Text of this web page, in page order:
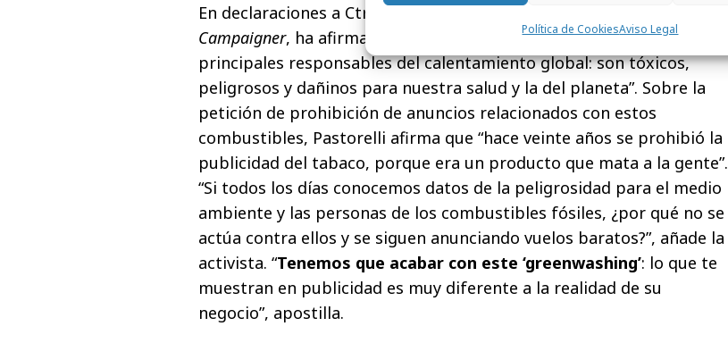
Política de CookiesAviso Legal
En declaraciones a Ctrl, Silvia Pastorelli,Climate and Energy
Campaigner, ha afirmado que “los combustibles fósiles son los
principales responsables del calentamiento global: son tóxicos,
peligrosos y dañinos para nuestra salud y la del planeta”. Sobre la
petición de prohibición de anuncios relacionados con estos
combustibles, Pastorelli afirma que “hace veinte años se prohibió la
publicidad del tabaco, porque era un producto que mata a la gente”.
“Si todos los días conocemos datos de la peligrosidad para el medio
ambiente y las personas de los combustibles fósiles, ¿por qué no se
actúa contra ellos y se siguen anunciando vuelos baratos?”, añade la
activista. “Tenemos que acabar con este ‘greenwashing’: lo que te
muestran en publicidad es muy diferente a la realidad de su
negocio”, apostilla.